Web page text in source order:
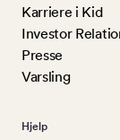
Karriere i Kid
Investor
Presse
Varsling
Hjelp